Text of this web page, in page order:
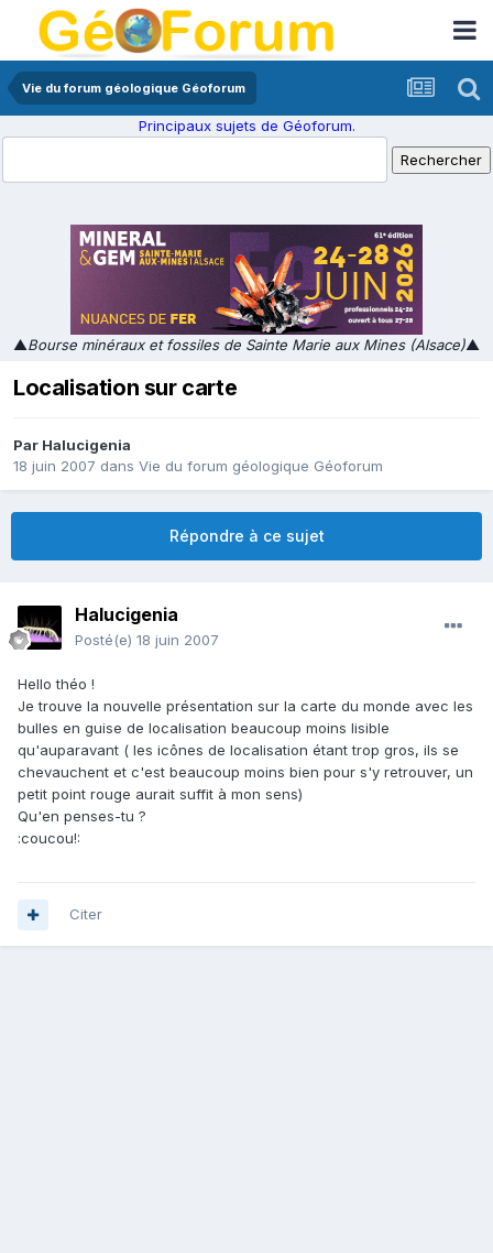
Vie du forum géologique Géoforum
Principaux sujets de Géoforum.
▲Bourse minéraux et fossiles de Sainte Marie aux Mines (Alsace)▲
Localisation sur carte
Par Halucigenia
18 juin 2007 dans Vie du forum géologique Géoforum
Répondre à ce sujet
Halucigenia
Posté(e) 18 juin 2007
Hello théo !
Je trouve la nouvelle présentation sur la carte du monde avec les
bulles en guise de localisation beaucoup moins lisible
qu'auparavant ( les icônes de localisation étant trop gros, ils se
chevauchent et c'est beaucoup moins bien pour s'y retrouver, un
petit point rouge aurait suffit à mon sens)
Qu'en penses-tu ?
:coucou!:
Citer